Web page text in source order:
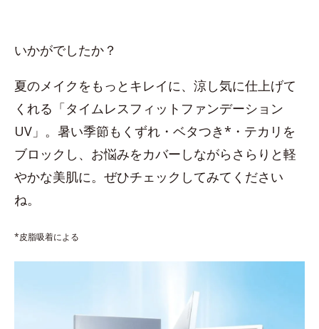
いかがでしたか？
夏のメイクをもっとキレイに、涼し気に仕上げて
くれる「タイムレスフィットファンデーション
UV」。暑い季節もくずれ・ベタつき*・テカリを
ブロックし、お悩みをカバーしながらさらりと軽
やかな美肌に。ぜひチェックしてみてください
ね。
*皮脂吸着による